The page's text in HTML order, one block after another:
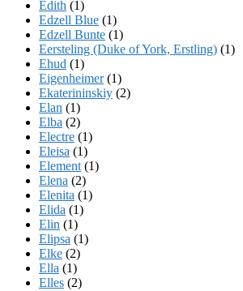
Edith (1)
Edzell Blue (1)
Edzell Bunte (1)
Eersteling (Duke of York, Erstling) (1)
Ehud (1)
Eigenheimer(1)
Ekaterininskiy (2)
Elan (1)
Elba (2)
Electre (1)
Eleisa (1)
Element (1)
Elena (2)
Elenita (1)
Elida (1)
Elin (1)
Elipsa (1)
Elke (2)
Ella (1)
Elles (2)